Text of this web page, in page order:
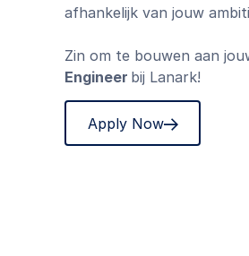
afhankelijk van jouw
Zin om te bouwen aan
Engineer bij Lanark!
Apply Now